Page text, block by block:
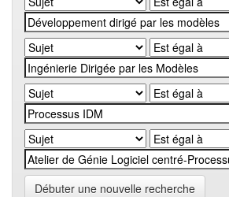
Débuter une nouvelle recherche